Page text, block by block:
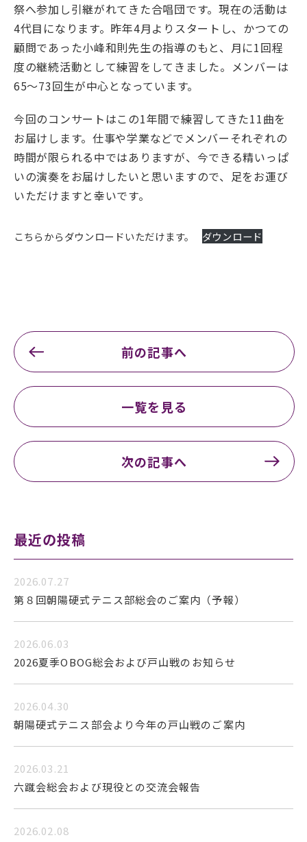
祭へ参加し引継がれてきた合唱団です。現在の活動は
4代目になります。昨年4月よりスタートし、かつての
顧問であった小峰和則先生の指導のもと、月に1回程
度の継続活動として練習をしてきました。メンバーは
65〜73回生が中心となっています。
今回のコンサートはこの1年間で練習してきた11曲を
お届けします。仕事や学業などでメンバーそれぞれの
時間が限られる中ではありますが、今できる精いっぱ
いの演奏をお届けしたいと思いますので、足をお運び
いただけますと幸いです。
こちらからダウンロードいただけます。 ダウンロード
前の記事へ
一覧を見る
次の記事へ
最近の投稿
2026.07.27
第８回朝陽硬式テニス部総会のご案内（予報）
2026.06.03
2026夏季OBOG総会および戸山戦のお知らせ
2026.04.30
朝陽硬式テニス部会より今年の戸山戦のご案内
2026.03.21
六蹴会総会および現役との交流会報告
2026.02.08